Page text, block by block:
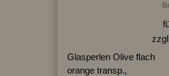
Glasperlen Olive flach
orange transp.,